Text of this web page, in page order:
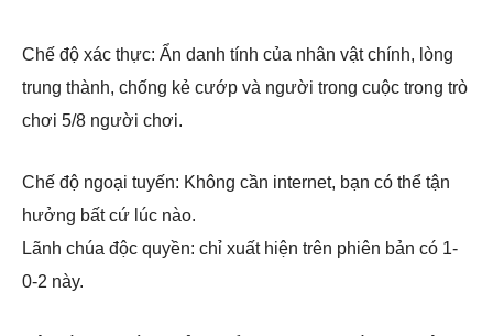
Chế độ xác thực: Ẩn danh tính của nhân vật chính, lòng
trung thành, chống kẻ cướp và người trong cuộc trong trò
chơi 5/8 người chơi.
Chế độ ngoại tuyến: Không cần internet, bạn có thể tận
hưởng bất cứ lúc nào.
Lãnh chúa độc quyền: chỉ xuất hiện trên phiên bản có 1-
0-2 này.